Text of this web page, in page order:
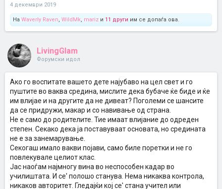
4 декември 2019
На Waverly Raven, WildMk, mariz и 11 други им се допаѓа ова.
LivingGlam
Форумски идол
Ако го воспитате вашето дете најубаво на цел свет и го
пуштите во ваква средина, мислите дека бубаче ќе биде и ќе
им влијае и на другите да не дивеат? Поголеми се шансите
да се придружи, макар и со навивање од страна.
Не е само до родителите. Тие имаат влијание до одреден
степен. Секако дека ја поставуваат основата, но средината
не е за занемарување.
Секогаш имало вакви појави, само биле поретки и не го
повлекувале целиот клас.
Јас наоѓам најмногу вина во неспособен кадар во
училиштата. И се' полошо станува. Нема никаква контрола,
никаков авторитет. Гледајќи кој се' стана учител или